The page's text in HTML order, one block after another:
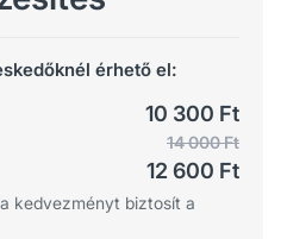
érhető el:
10 300 Ft
14 000 Ft
12 600 Ft
kedvezményt biztosít a